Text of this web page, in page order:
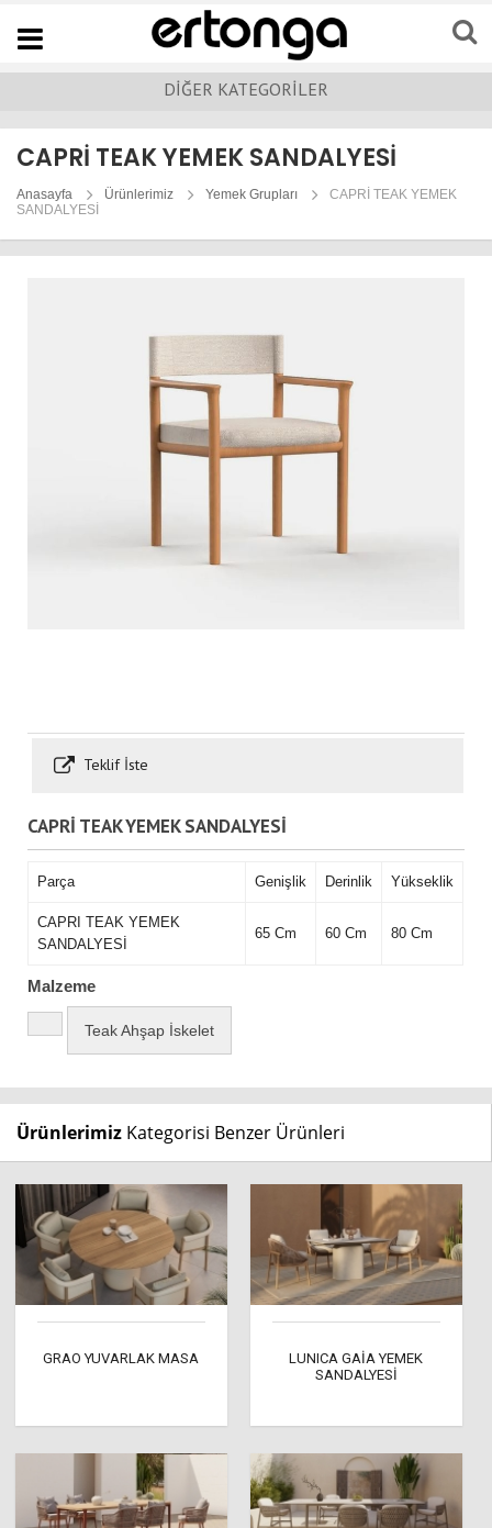
Navigation
DİĞER KATEGORİLER
CAPRİ TEAK YEMEK SANDALYESİ
Anasayfa Ürünlerimiz Yemek Grupları
CAPRİ TEAK YEMEK
SANDALYESİ
Teklif İste
CAPRİ TEAK YEMEK SANDALYESİ
Parça Genişlik Derinlik Yükseklik
CAPRI TEAK YEMEK
SANDALYESİ
65 Cm 60 Cm 80 Cm
Malzeme
Teak Ahşap İskelet
Ürünlerimiz Kategorisi Benzer Ürünleri
GRAO YUVARLAK MASA
LUNICA GAİA YEMEK
SANDALYESİ